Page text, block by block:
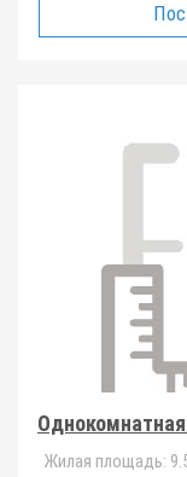
Жилая площадь: